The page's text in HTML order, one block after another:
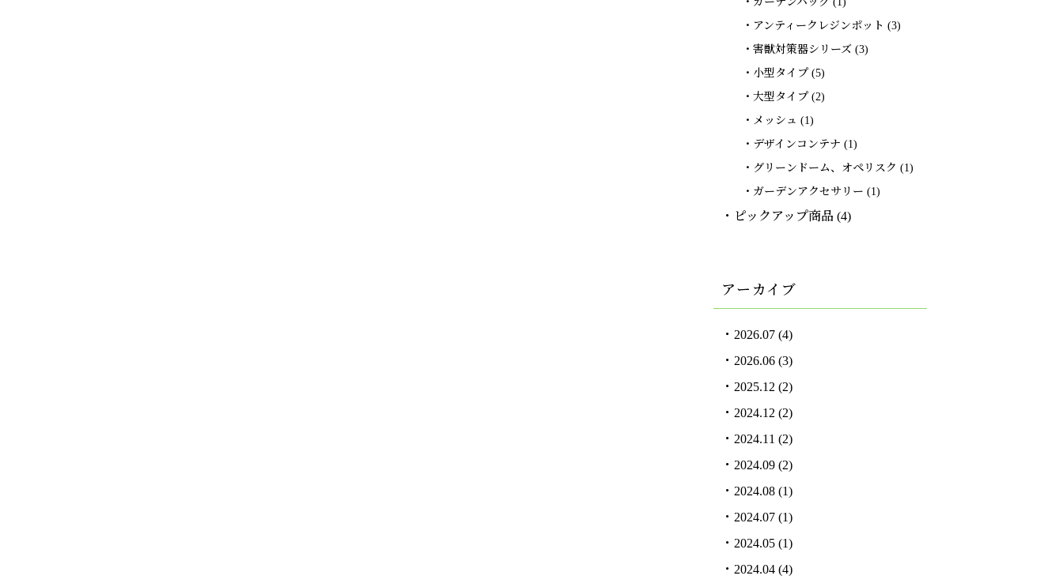
アンティークレジンポット (3)
害獣対策器シリーズ (3)
小型タイプ (5)
大型タイプ (2)
メッシュ (1)
デザインコンテナ (1)
グリーンドーム、オペリスク (1)
ガーデンアクセサリー (1)
ピックアップ商品 (4)
アーカイブ
2026.07 (4)
2026.06 (3)
2025.12 (2)
2024.12 (2)
2024.11 (2)
2024.09 (2)
2024.08 (1)
2024.07 (1)
2024.05 (1)
2024.04 (4)